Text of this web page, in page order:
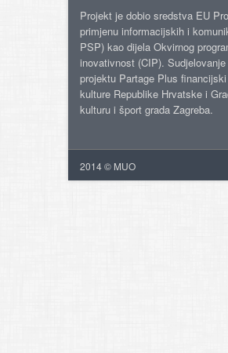
Projekt je dobio sredstva EU
primjenu informacijskih i
PSP) kao dijela Okvirnog
inovativnost (CIP).
projektu Partage Plus
kulture Republike Hrvatske i
kulturu i šport grada Zagreba.
2014 © MUO